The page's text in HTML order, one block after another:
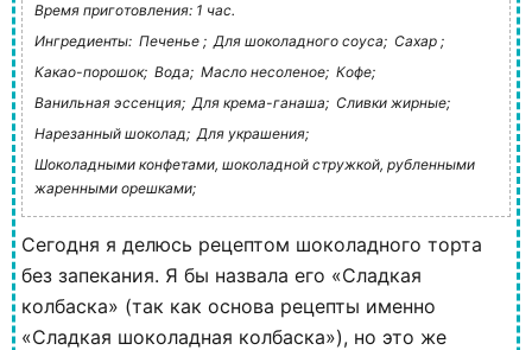
Время приготовления: 1 час.
Ингредиенты: Печенье ; Для шоколадного соуса; Сахар ;
Какао-порошок; Вода; Масло несоленое; Кофе;
Ванильная эссенция; Для крема-ганаша; Сливки жирные;
Нарезанный шоколад; Для украшения;
Шоколадными конфетами, шоколадной стружкой, рубленными
жаренными орешками;
Сегодня я делюсь рецептом шоколадного торта
без запекания. Я бы назвала его «Сладкая
колбаска» (так как основа рецепты именно
«Сладкая шоколадная колбаска»), но это же